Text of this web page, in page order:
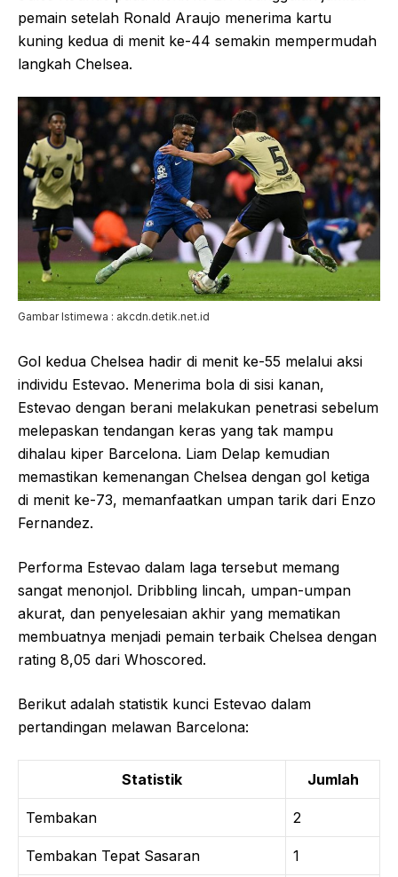
pemain setelah Ronald Araujo menerima kartu
kuning kedua di menit ke-44 semakin mempermudah
langkah Chelsea.
Gambar Istimewa : akcdn.detik.net.id
Gol kedua Chelsea hadir di menit ke-55 melalui aksi
individu Estevao. Menerima bola di sisi kanan,
Estevao dengan berani melakukan penetrasi sebelum
melepaskan tendangan keras yang tak mampu
dihalau kiper Barcelona. Liam Delap kemudian
memastikan kemenangan Chelsea dengan gol ketiga
di menit ke-73, memanfaatkan umpan tarik dari Enzo
Fernandez.
Performa Estevao dalam laga tersebut memang
sangat menonjol. Dribbling lincah, umpan-umpan
akurat, dan penyelesaian akhir yang mematikan
membuatnya menjadi pemain terbaik Chelsea dengan
rating 8,05 dari Whoscored.
Berikut adalah statistik kunci Estevao dalam
pertandingan melawan Barcelona:
Statistik Jumlah
Tembakan 2
Tembakan Tepat Sasaran 1